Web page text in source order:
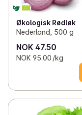
Økologisk Rødløk
Nederland, 500 g
NOK 47.50
NOK 95.00 /kg